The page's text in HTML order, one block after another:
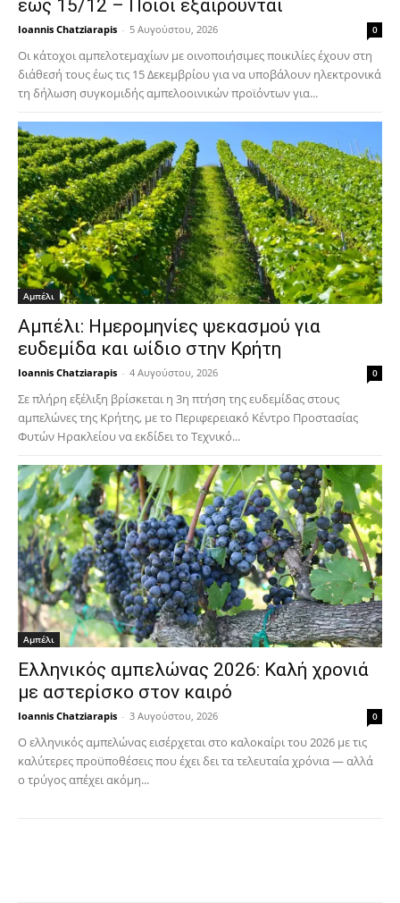
έως 15/12 – Ποιοι εξαιρούνται
Ioannis Chatziarapis - 5 Αυγούστου, 2026 0
Οι κάτοχοι αμπελοτεμαχίων με οινοποιήσιμες ποικιλίες έχουν στη
διάθεσή τους έως τις 15 Δεκεμβρίου για να υποβάλουν ηλεκτρονικά
τη δήλωση συγκομιδής αμπελοοινικών προϊόντων για...
Αμπέλι
Αμπέλι: Ημερομηνίες ψεκασμού για
ευδεμίδα και ωίδιο στην Κρήτη
Ioannis Chatziarapis - 4 Αυγούστου, 2026 0
Σε πλήρη εξέλιξη βρίσκεται η 3η πτήση της ευδεμίδας στους
αμπελώνες της Κρήτης, με το Περιφερειακό Κέντρο Προστασίας
Φυτών Ηρακλείου να εκδίδει το Τεχνικό...
Αμπέλι
Ελληνικός αμπελώνας 2026: Καλή χρονιά
με αστερίσκο στον καιρό
Ioannis Chatziarapis - 3 Αυγούστου, 2026 0
Ο ελληνικός αμπελώνας εισέρχεται στο καλοκαίρι του 2026 με τις
καλύτερες προϋποθέσεις που έχει δει τα τελευταία χρόνια — αλλά
ο τρύγος απέχει ακόμη...